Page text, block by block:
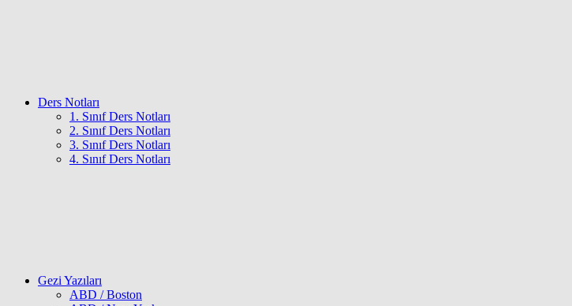
Ders Notları
1. Sınıf Ders Notları
2. Sınıf Ders Notları
3. Sınıf Ders Notları
4. Sınıf Ders Notları
Gezi Yazıları
ABD / Boston